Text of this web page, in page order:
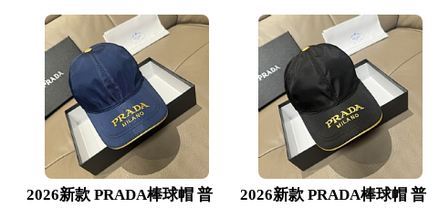
2026新款 PRADA棒球帽 普
2026新款 PRADA棒球帽 普